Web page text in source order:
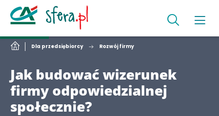
Dla przedsiębiorcy Rozwój firmy
Jak budować wizerunek
firmy odpowiedzialnej
społecznie?